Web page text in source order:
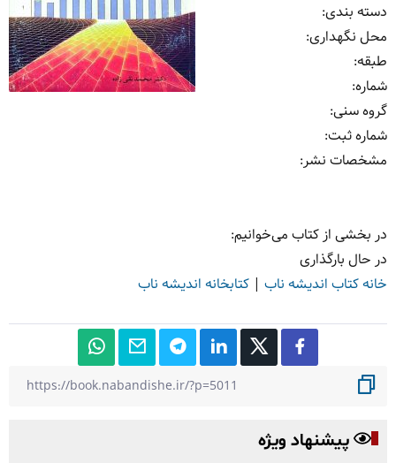
دسته بندی:
محل نگهداری:
طبقه:
شماره:
گروه سنی:
شماره ثبت:
مشخصات نشر: ‏‫
در بخشی از کتاب می‌خوانیم:
در حال بارگذاری
خانه کتاب اندیشه ناب | کتابخانه اندیشه ناب
پیشنهاد ویژه